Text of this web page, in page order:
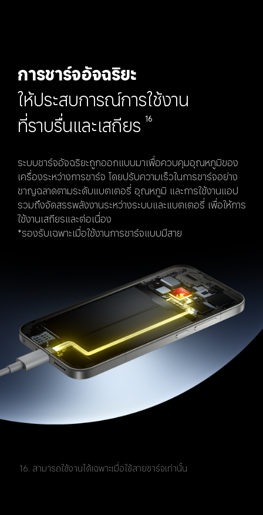
การชาร์จอัจฉริยะ
ให้ประสบการณ์การใช้งาน
ที่ราบรื่นและเสถียร 16
ระบบชาร์จอัจฉริยะถูกออกแบบมาเพื่อควบคุมอุณหภูมิของ
เครื่องระหว่างการชาร์จ โดยปรับความเร็วในการชาร์จอย่าง
ชาญฉลาดตามระดับแบตเตอรี่ อุณหภูมิ และการใช้งานแอป
รวมถึงจัดสรรพลังงานระหว่างระบบและแบตเตอรี่ เพื่อให้การ
ใช้งานเสถียรและต่อเนื่อง
*รองรับเฉพาะเมื่อใช้งานการชาร์จแบบมีสาย
16. สามารถใช้งานได้เฉพาะเมื่อใช้สายชาร์จเท่านั้น